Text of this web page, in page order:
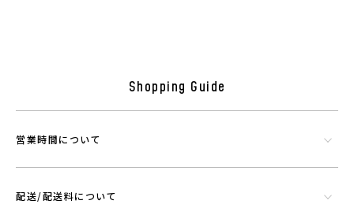
シリカやトルマリンなど数種類の天然鉱石でできたミネラル混合体で
Shopping Guide
営業時間について
配送/配送料について